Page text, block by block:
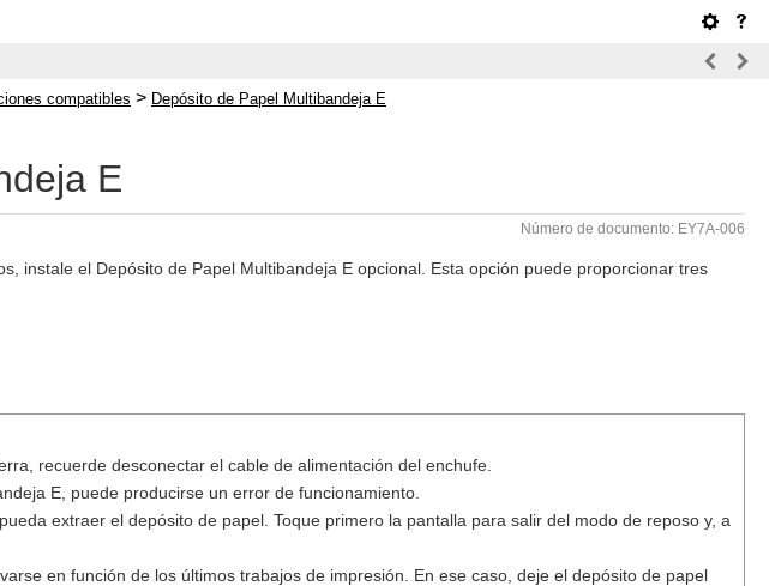
compatibles > Depósito de Papel Multibandeja E
E
Número de documento: EY7A-006
instale el Depósito de Papel Multibandeja E opcional. Esta opción puede proporcionar tres
recuerde desconectar el cable de alimentación del enchufe.
E, puede producirse un error de funcionamiento.
extraer el depósito de papel. Toque primero la pantalla para salir del modo de reposo y, a
en función de los últimos trabajos de impresión. En ese caso, deje el depósito de papel